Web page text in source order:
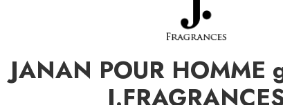
JANAN POUR HOMME